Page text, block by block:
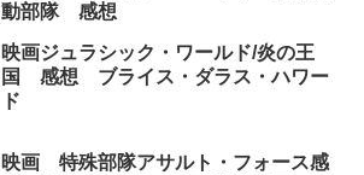
動部隊 感想
映画ジュラシック・ワールド/炎の王
国 感想 ブライス・ダラス・ハワー
ド
映画 特殊部隊アサルト・フォース感